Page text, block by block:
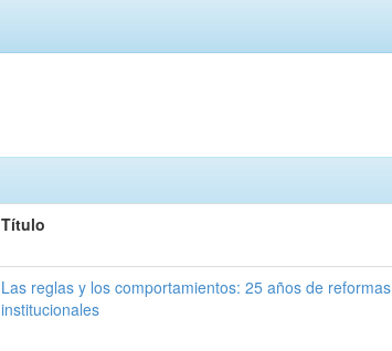
Título
Las reglas y los comportamientos: 25 años de reformas
institucionales